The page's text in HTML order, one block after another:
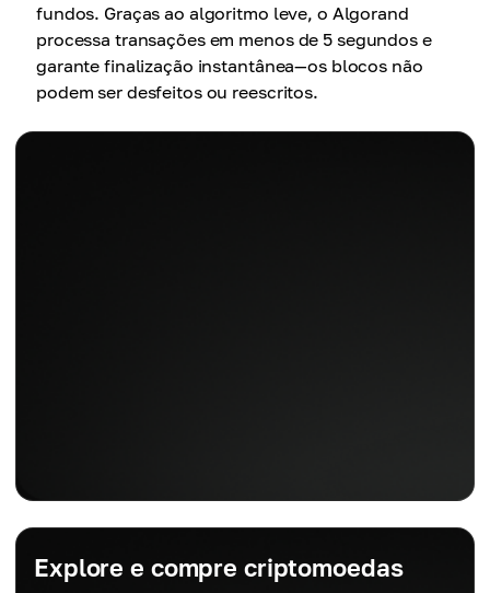
fundos. Graças ao algoritmo leve, o Algorand
processa transações em menos de 5 segundos e
garante finalização instantânea—os blocos não
podem ser desfeitos ou reescritos.
Explore e compre criptomoedas